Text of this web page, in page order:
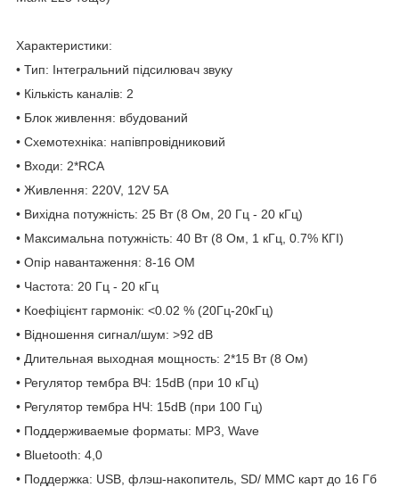
Характеристики:
• Тип: Інтегральний підсилювач звуку
• Кількість каналів: 2
• Блок живлення: вбудований
• Схемотехніка: напівпровідниковий
• Входи: 2*RCA
• Живлення: 220V, 12V 5A
• Вихідна потужність: 25 Вт (8 Ом, 20 Гц - 20 кГц)
• Максимальна потужність: 40 Вт (8 Ом, 1 кГц, 0.7% КГІ)
• Опір навантаження: 8-16 ОМ
• Частота: 20 Гц - 20 кГц
• Коефіцієнт гармонік: <0.02 % (20Гц-20кГц)
• Відношення сигнал/шум: >92 dB
• Длительная выходная мощность: 2*15 Вт (8 Ом)
• Регулятор тембра ВЧ: 15dB (при 10 кГц)
• Регулятор тембра НЧ: 15dB (при 100 Гц)
• Поддерживаемые форматы: MP3, Wave
• Bluetooth: 4,0
• Поддержка: USB, флэш-накопитель, SD/ MMC карт до 16 Гб